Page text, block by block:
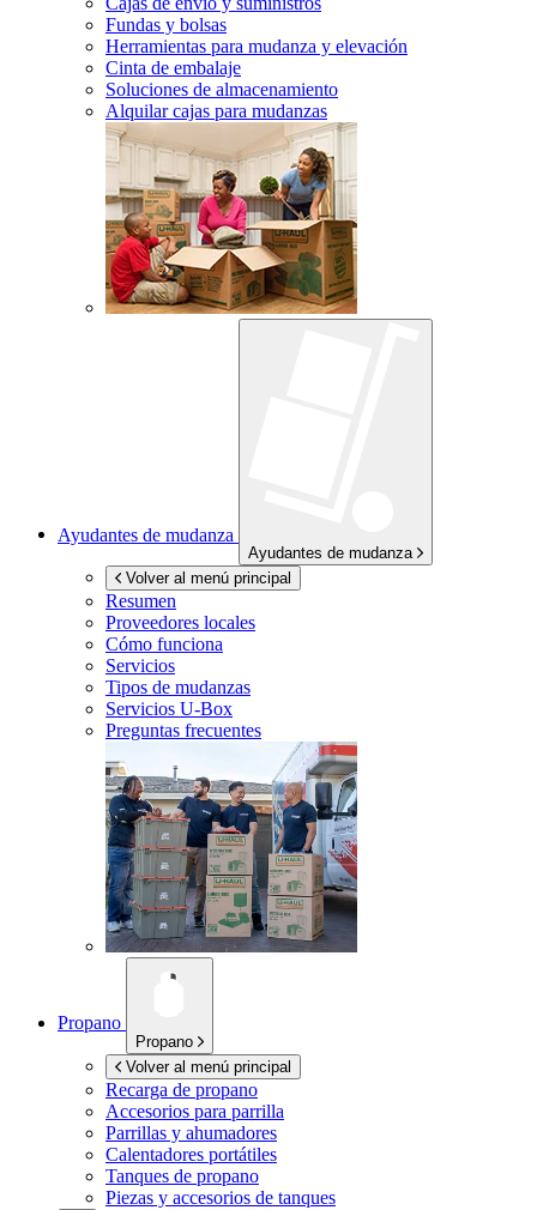
Fundas y bolsas
Herramientas para mudanza y elevación
Cinta de embalaje
Soluciones de almacenamiento
Alquilar cajas para mudanzas
Ayudantes de mudanza
Ayudantes de mudanza
Volver al menú principal
Resumen
Proveedores locales
Cómo funciona
Servicios
Tipos de mudanzas
Servicios U-Box
Preguntas frecuentes
Propano
Propano
Volver al menú principal
Recarga de propano
Accesorios para parrilla
Parrillas y ahumadores
Calentadores portátiles
Tanques de propano
Piezas y accesorios de tanques